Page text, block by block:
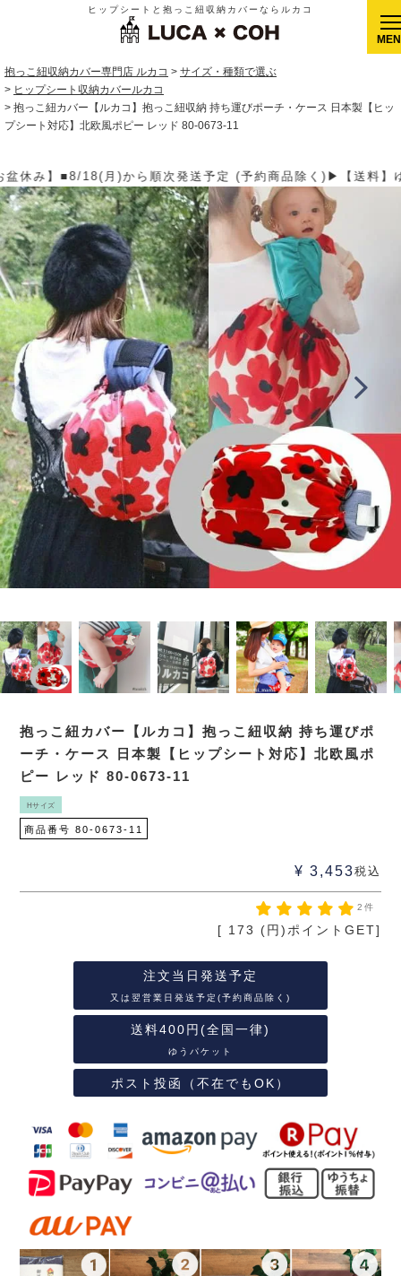
ヒップシートと抱っこ紐収納カバーならルカコ
抱っこ紐収納カバー専門店 ルカコ
サイズ・種類で選ぶ
ヒップシート収納カバールカコ
抱っこ紐カバー【ルカコ】抱っこ紐収納 持ち運びポーチ・ケース 日本製【ヒッ
プシート対応】北欧風ポピー レッド 80-0673-11
【送料】ゆうパケット400円(全国一律)、ゆうパック900円(
抱っこ紐カバー【ルカコ】抱っこ紐収納 持ち運びポ
ーチ・ケース 日本製【ヒップシート対応】北欧風ポ
ピー レッド 80-0673-11
Hサイズ
商品番号 80-0673-11
¥ 3,453税込
2件
[ 173 (円)ポイントGET]
注文当日発送予定
又は翌営業日発送予定(予約商品除く)
送料400円(全国一律)
ゆうパケット
ポスト投函（不在でもOK）